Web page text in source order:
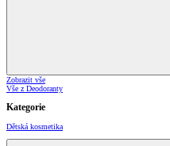
Zobrazit vše
Vše z Deodoranty
Kategorie
Dětská kosmetika